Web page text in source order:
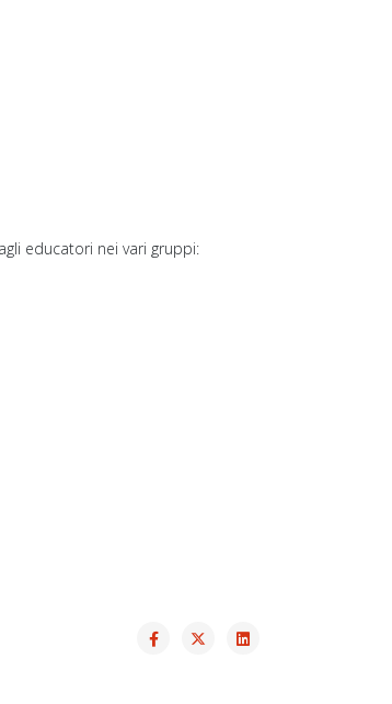
educatori nei vari gruppi: